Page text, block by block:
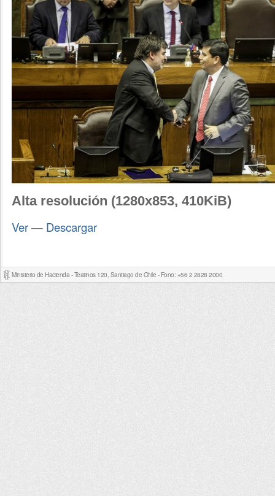
Alta resolución (1280x853, 410KiB)
Ver— Descargar
Ministerio de Hacienda - Teatinos 120, Santiago de Chile - Fono: +56 2 2828 2000